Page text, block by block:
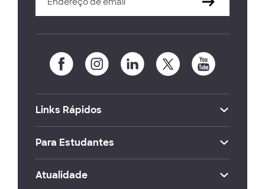
Links Rápidos
Para Estudantes
Atualidade